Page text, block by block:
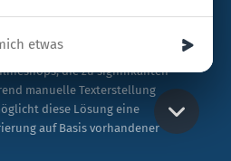
das Problem mangelhafter
die zu signifikanten
manuelle Texterstellung
diese Lösung eine
auf Basis vorhandener